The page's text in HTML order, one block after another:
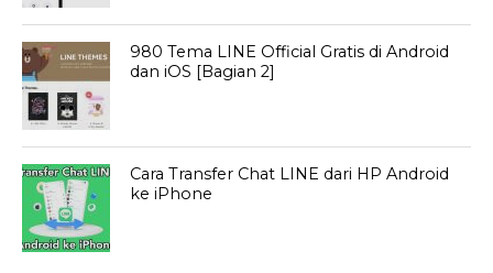
980 Tema LINE Official Gratis di Android
dan iOS [Bagian 2]
Cara Transfer Chat LINE dari HP Android
ke iPhone